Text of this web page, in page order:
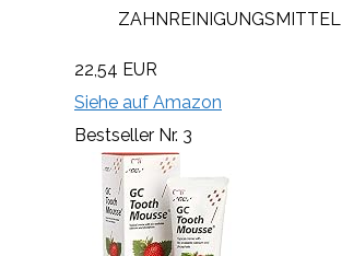
ZAHNREINIGUNGSMITTEL
22,54 EUR
Siehe auf Amazon
Bestseller Nr. 3